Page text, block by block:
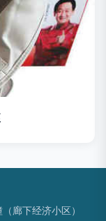
廊下经济小区）